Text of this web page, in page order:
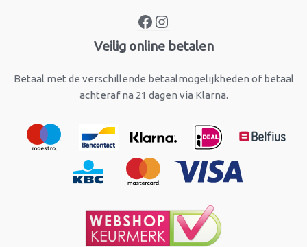
Veilig online betalen
Betaal met de verschillende betaalmogelijkheden of betaal
achteraf na 21 dagen via Klarna.